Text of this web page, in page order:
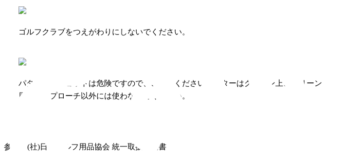
ゴルフクラブをつえがわりにしないでください。
パターでのショットは危険ですので、ご注意ください。パターはグリーン上、グリーン
周りのアプローチ以外には使わないでください。
参考：(社)日本ゴルフ用品協会 統一取扱説明書